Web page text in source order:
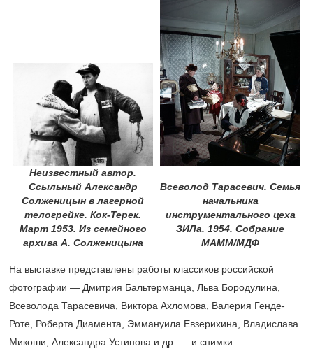
Неизвестный автор.
Ссыльный Александр
Солженицын в лагерной
телогрейке. Кок-Терек.
Март 1953. Из семейного
архива А. Солженицына
Всеволод Тарасевич. Семья
начальника
инструментального цеха
ЗИЛа. 1954. Собрание
МАММ/МДФ
На выставке представлены работы классиков российской
фотографии — Дмитрия Бальтерманца, Льва Бородулина,
Всеволода Тарасевича, Виктора Ахломова, Валерия Генде-
Роте, Роберта Диамента, Эммануила Евзерихина, Владислава
Микоши, Александра Устинова и др. — и снимки